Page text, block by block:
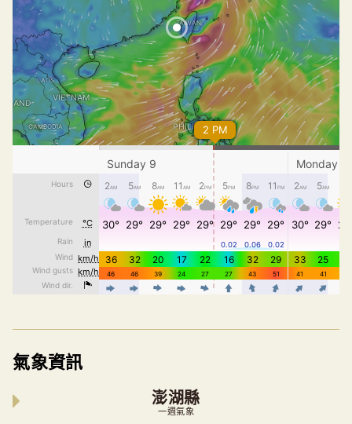
氣象資訊
澎湖縣
一週氣象